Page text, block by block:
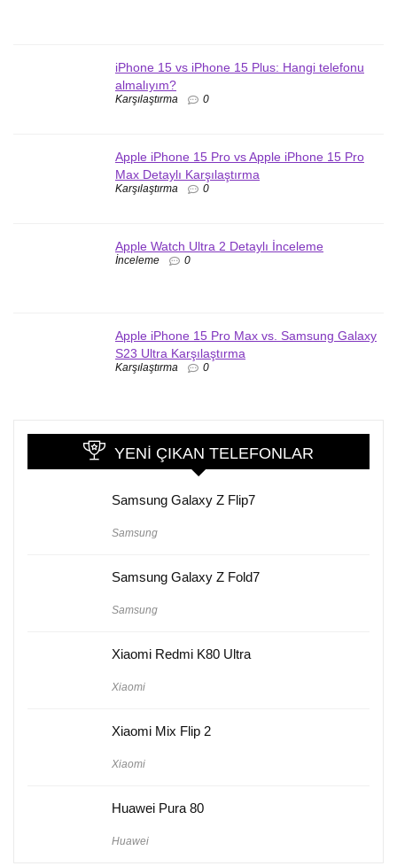
iPhone 15 vs iPhone 15 Plus: Hangi telefonu
almalıyım?
Karşılaştırma 0
Apple iPhone 15 Pro vs Apple iPhone 15 Pro
Max Detaylı Karşılaştırma
Karşılaştırma 0
Apple Watch Ultra 2 Detaylı İnceleme
İnceleme 0
Apple iPhone 15 Pro Max vs. Samsung Galaxy
S23 Ultra Karşılaştırma
Karşılaştırma 0
YENI ÇIKAN TELEFONLAR
Samsung Galaxy Z Flip7
Samsung
Samsung Galaxy Z Fold7
Samsung
Xiaomi Redmi K80 Ultra
Xiaomi
Xiaomi Mix Flip 2
Xiaomi
Huawei Pura 80
Huawei